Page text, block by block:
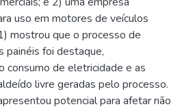
uso em motores de veículos
mostrou que o processo de
painéis foi destaque,
consumo de eletricidade e as
livre geradas pelo processo.
potencial para afetar não